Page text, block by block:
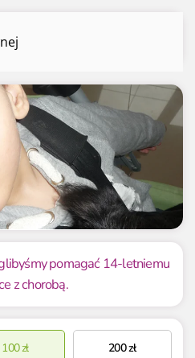
Bożek
Potrzebujemy
2 000 zł
pomagać 14-letniemu
z chorobą.
100zł 200zł